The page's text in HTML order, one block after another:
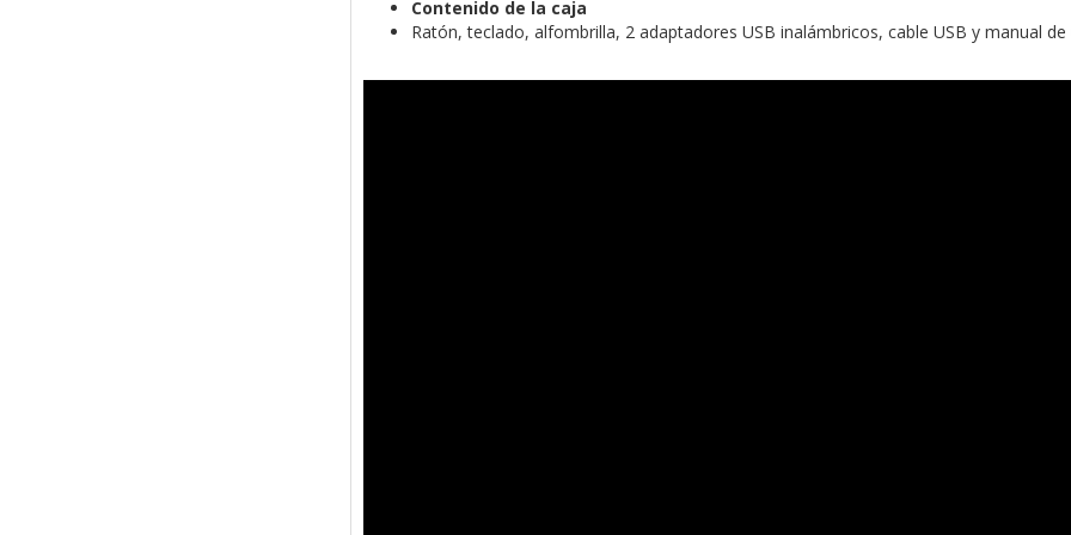
Contenido de la caja
Ratón, teclado, alfombrilla, 2 adaptadores USB inalámbricos, cable USB y manual de